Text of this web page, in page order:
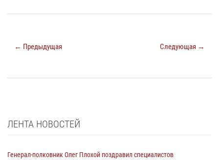
← Предыдущая Следующая →
ЛЕНТА НОВОСТЕЙ
Генерал-полковник Олег Плохой поздравил специалистов